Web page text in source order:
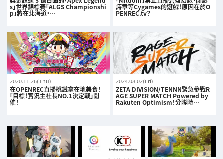
s」世界錦標賽「ALGS Championshi
p」將在北海道・…
詩章等Cygames的遊戲！原因在於O
PENREC.tv？
2020.11.26(Thu)
在OPENREC直播桃鐵拿在地美食！
「目標！實況主社長NO.1決定戰」開
催！
2024.08.02(Fri)
ZETA DIVISION/TENNN緊急參戰R
AGE SUPER MATCH Powered by
Rakuten Optimism！分隊時…